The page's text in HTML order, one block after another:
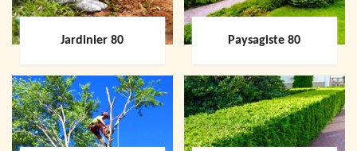
Jardinier 80 Paysagiste 80